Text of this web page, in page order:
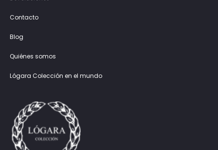
Contacto
Blog
Quiénes somos
Lógara Colección en el mundo